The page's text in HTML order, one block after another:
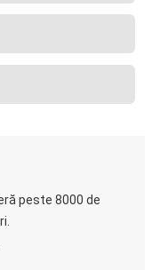
peste 8000 de